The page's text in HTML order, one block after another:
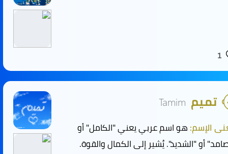
1
تميم Tamim
الإسم:هو اسم عربي يعني "الكامل" أو
أو "الشديد". يُشير إلى الكمال والقوة.